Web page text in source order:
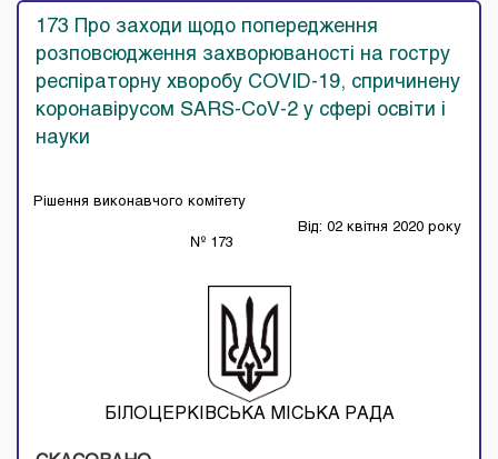
173 Про заходи щодо попередження
розповсюдження захворюваності на гостру
респіраторну хворобу COVID-19, спричинену
коронавірусом SARS-CoV-2 у сфері освіти і
науки
Рішення виконавчого комітету
№ 173
Від: 02 квітня 2020 року
БІЛОЦЕРКІВСЬКА МІСЬКА РАДА